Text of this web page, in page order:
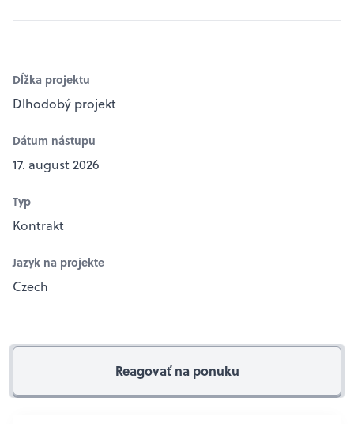
Dĺžka projektu
Dlhodobý projekt
Dátum nástupu
17. august 2026
Typ
Kontrakt
Jazyk na projekte
Czech
Reagovať na ponuku